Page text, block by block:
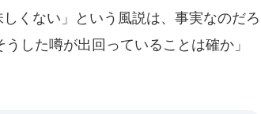
くない」という風説は、事実なのだろ
した噂が出回っていることは確か」